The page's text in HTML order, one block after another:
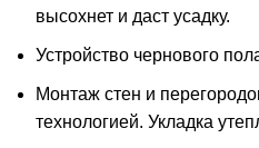
высохнет и даст усадку.
Устройство чернового
Монтаж стен и
технологией. Укладка